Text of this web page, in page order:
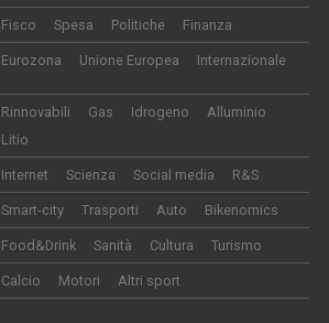
Fisco Spesa Politiche Finanza
Eurozona Unione Europea Internazionale
Rinnovabili Gas Idrogeno
Alluminio
Litio
Internet Scienza Social media R&S
Smart-city Trasporti Auto Bikenomics
Food&Drink Sanità Cultura Turismo
Calcio Motori Altri sport